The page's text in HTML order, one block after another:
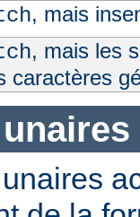
, mais
, mais les
caractères